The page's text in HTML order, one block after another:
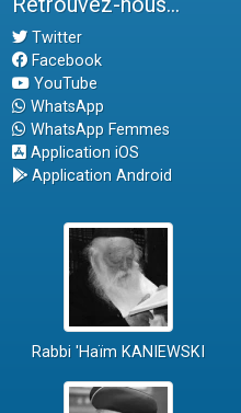
Twitter
Facebook
YouTube
WhatsApp
WhatsApp Femmes
Application iOS
Application Android
Rabbi 'Haïm KANIEWSKI